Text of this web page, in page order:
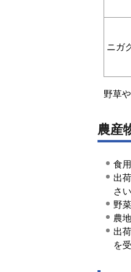
ニガ
野草
農産
食
出
さい
野
農
出
を